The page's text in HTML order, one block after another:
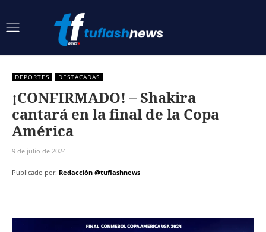
DEPORTES DESTACADAS
¡CONFIRMADO! – Shakira
cantará en la final de la Copa
América
9 de julio de 2024
Publicado por: Redacción @tuflashnews